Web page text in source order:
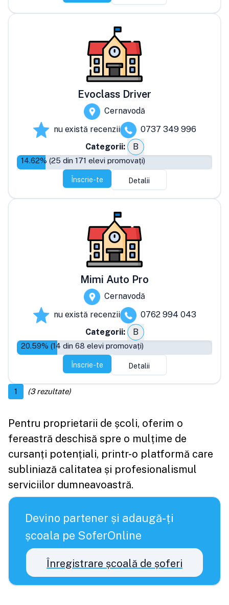
Evoclass Driver
Cernavodă
nu există recenzii
0737 349 996
Categorii:
B
14.62% (25 din 171 elevi promovați)
Înscrie-te Detalii
Mimi Auto Pro
Cernavodă
nu există recenzii
0762 994 043
Categorii:
B
20.59% (14 din 68 elevi promovați)
Înscrie-te Detalii
1 (3rezultate)
Pentru proprietarii de școli, oferim o
fereastră deschisă spre o mulțime de
cursanți potențiali, printr-o platformă care
subliniază calitatea și profesionalismul
serviciilor dumneavoastră.
Devino partener și adaugă-ți
școala pe SoferOnline
Înregistrare școală de șoferi